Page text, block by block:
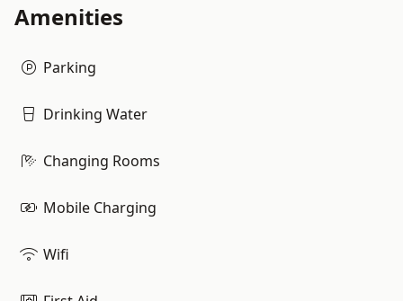
Amenities
Parking
Drinking Water
Changing Rooms
Mobile Charging
Wifi